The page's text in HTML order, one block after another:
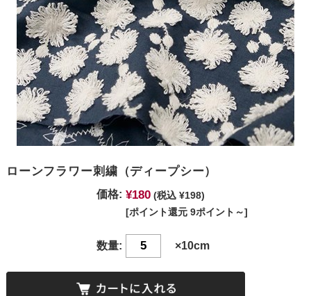
ローンフラワー刺繍（ディープシー）
価格: ¥180 (税込 ¥198)
[ポイント還元 9ポイント～]
数量: ×10cm